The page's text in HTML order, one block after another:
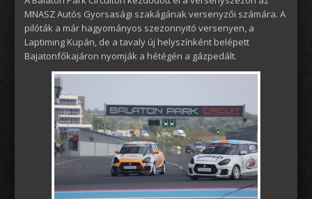
MNASZ Autós Gyorsasági szakágának versenyzői számára. A
pilóták a már hagyományos szezonnyitó versenyen, a
Laptiming Kupán, de a tavaly új helyszínként belépett
Bajatonfőkajáron nyomják a hétégén a gázpedált.